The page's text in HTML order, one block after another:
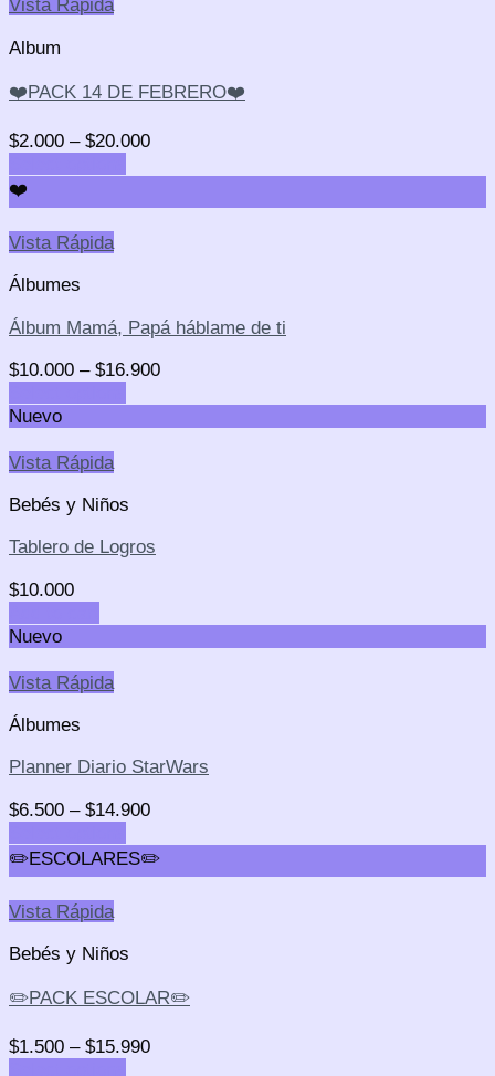
Vista Rápida
Album
❤️PACK 14 DE FEBRERO❤️
$2.000 – $20.000
❤️
Vista Rápida
Álbumes
Álbum Mamá, Papá háblame de ti
$10.000 – $16.900
Nuevo
Vista Rápida
Bebés y Niños
Tablero de Logros
$10.000
Nuevo
Vista Rápida
Álbumes
Planner Diario StarWars
$6.500 – $14.900
✏️ESCOLARES✏️
Vista Rápida
Bebés y Niños
✏️PACK ESCOLAR✏️
$1.500 – $15.990